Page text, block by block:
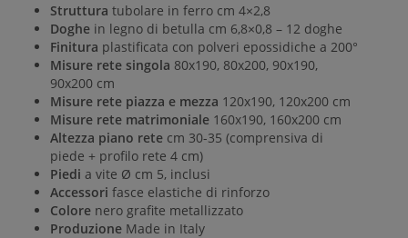
Struttura tubolare in ferro cm 4×2,8
Doghe in legno di betulla cm 6,8×0,8 – 12 doghe
Finitura plastificata con polveri epossidiche a 200°
Misure rete singola 80x190, 80x200, 90x190,
90x200 cm
Misure rete piazza e mezza 120x190, 120x200 cm
Misure rete matrimoniale 160x190, 160x200 cm
Altezza piano rete cm 30-35 (comprensiva di
piede + profilo rete 4 cm)
Piedi a vite Ø cm 5, inclusi
Accessori fasce elastiche di rinforzo
Colore nero grafite metallizzato
Produzione Made in Italy